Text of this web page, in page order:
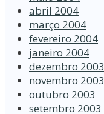
abril 2004
março 2004
fevereiro 2004
janeiro 2004
dezembro 2003
novembro 2003
outubro 2003
setembro 2003